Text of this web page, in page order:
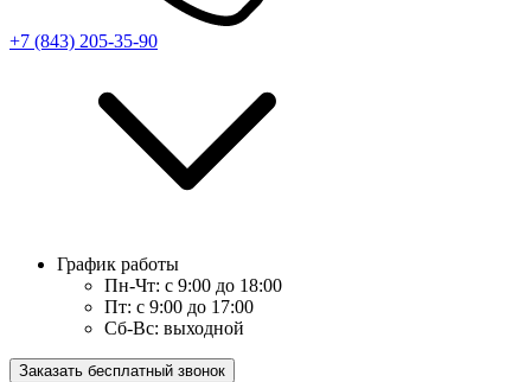
+7 (843) 205-35-90
График работы
Пн-Чт: с 9:00 до 18:00
Пт: с 9:00 до 17:00
Сб-Вс: выходной
Заказать бесплатный звонок